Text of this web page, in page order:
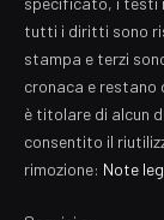
tutti i diritti sono
stampa e terzi
cronaca e
è titolare di alcun
consentito il
rimozione: Note